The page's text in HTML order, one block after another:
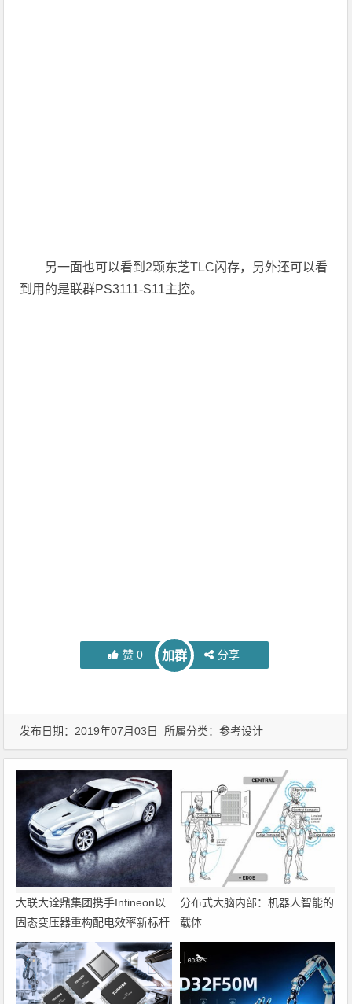
另一面也可以看到2颗东芝TLC闪存，另外还可以看
到用的是联群PS3111-S11主控。
赞 0 加群 分享
发布日期：2019年07月03日 所属分类：参考设计
大联大诠鼎集团携手Infineon以
固态变压器重构配电效率新标杆
分布式大脑内部：机器人智能的
载体